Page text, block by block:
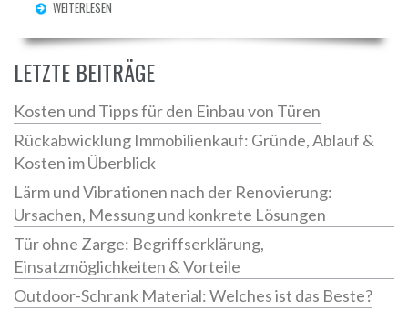
WEITERLESEN
LETZTE BEITRÄGE
Kosten und Tipps für den Einbau von Türen
Rückabwicklung Immobilienkauf: Gründe, Ablauf &
Kosten im Überblick
Lärm und Vibrationen nach der Renovierung:
Ursachen, Messung und konkrete Lösungen
Tür ohne Zarge: Begriffserklärung,
Einsatzmöglichkeiten & Vorteile
Outdoor-Schrank Material: Welches ist das Beste?